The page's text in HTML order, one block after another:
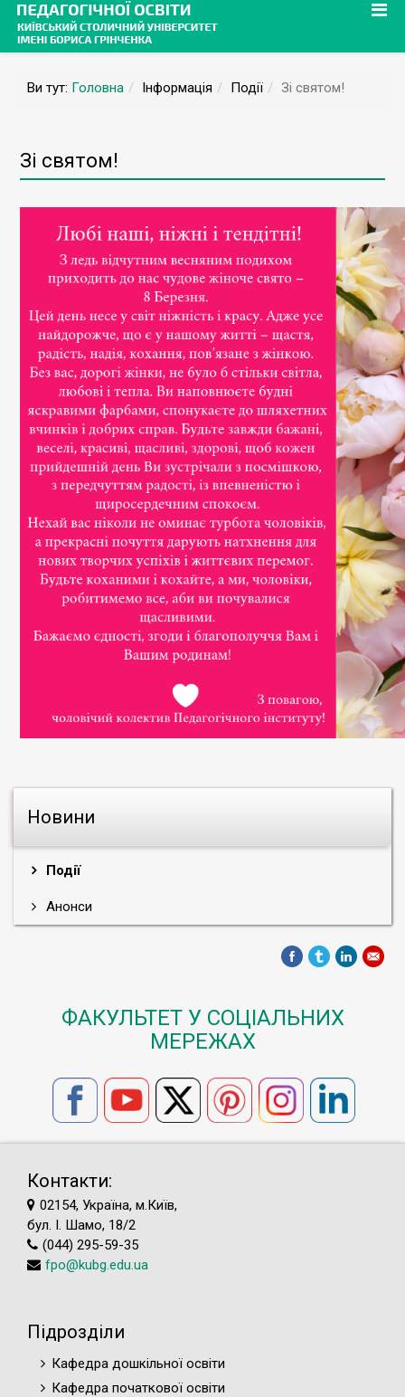
Ви тут: Головна Інформація Події Зі святом!
Новини
Події
Анонси
Зі святом!
ФАКУЛЬТЕТ У СОЦІАЛЬНИХ
МЕРЕЖАХ
Контакти:
02154, Україна, м.Київ,
бул. І. Шамо, 18/2
(044) 295-59-35
fpo@kubg.edu.ua
Підрозділи
Кафедра дошкільної освіти
Кафедра початкової освіти